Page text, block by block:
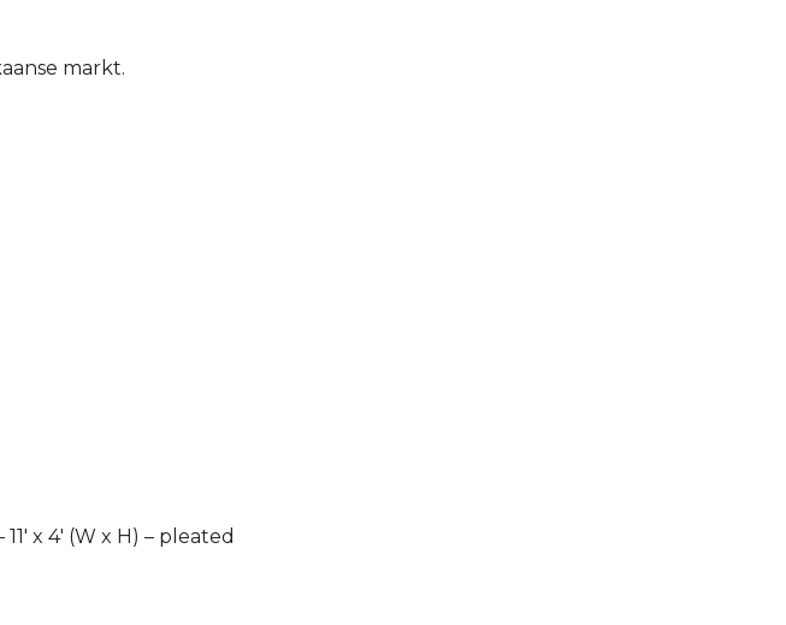
markt.
x 4′ (W x H) – pleated